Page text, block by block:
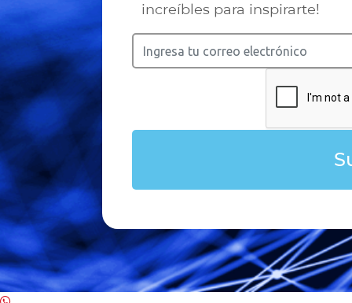
increíbles para inspirarte!